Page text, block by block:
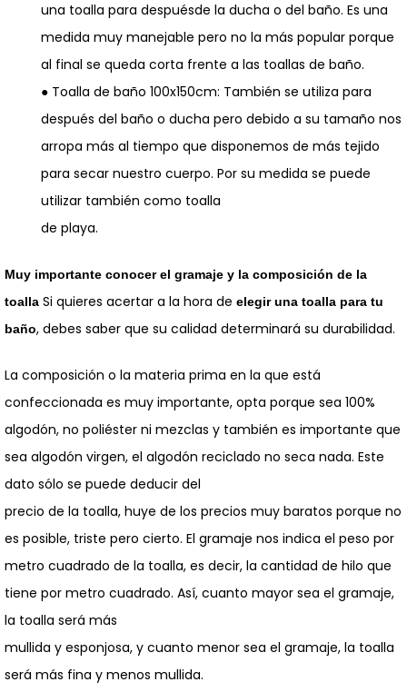
una toalla para despuésde la ducha o del baño. Es una
medida muy manejable pero no la más popular porque
al final se queda corta frente a las toallas de baño.
● Toalla de baño 100x150cm: También se utiliza para
después del baño o ducha pero debido a su tamaño nos
arropa más al tiempo que disponemos de más tejido
para secar nuestro cuerpo. Por su medida se puede
utilizar también como toalla
de playa.
Muy importante conocer el gramaje y la composición de la
toalla Si quieres acertar a la hora de elegir una toalla para tu
baño, debes saber que su calidad determinará su durabilidad.
La composición o la materia prima en la que está
confeccionada es muy importante, opta porque sea 100%
algodón, no poliéster ni mezclas y también es importante que
sea algodón virgen, el algodón reciclado no seca nada. Este
dato sólo se puede deducir del
precio de la toalla, huye de los precios muy baratos porque no
es posible, triste pero cierto. El gramaje nos indica el peso por
metro cuadrado de la toalla, es decir, la cantidad de hilo que
tiene por metro cuadrado. Así, cuanto mayor sea el gramaje,
la toalla será más
mullida y esponjosa, y cuanto menor sea el gramaje, la toalla
será más fina y menos mullida.